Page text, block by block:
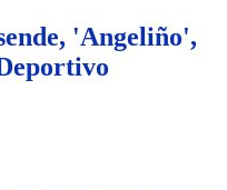
'Angeliño',